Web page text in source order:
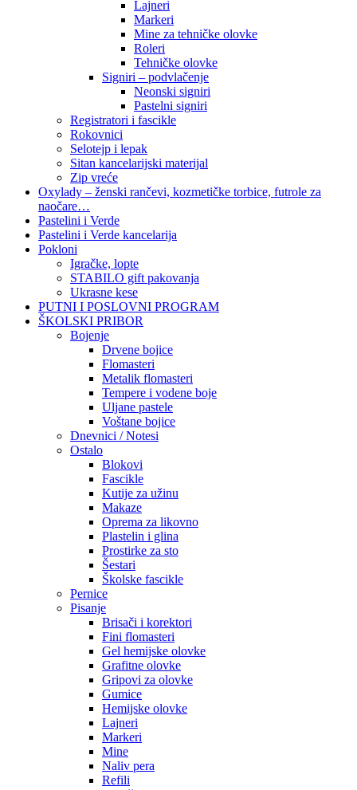
Lajneri
Markeri
Mine za tehničke olovke
Roleri
Tehničke olovke
Signiri – podvlačenje
Neonski signiri
Pastelni signiri
Registratori i fascikle
Rokovnici
Selotejp i lepak
Sitan kancelarijski materijal
Zip vreće
Oxylady – ženski rančevi, kozmetičke torbice, futrole za
naočare…
Pastelini i Verde
Pastelini i Verde kancelarija
Pokloni
Igračke, lopte
STABILO gift pakovanja
Ukrasne kese
PUTNI I POSLOVNI PROGRAM
ŠKOLSKI PRIBOR
Bojenje
Drvene bojice
Flomasteri
Metalik flomasteri
Tempere i vodene boje
Uljane pastele
Voštane bojice
Dnevnici / Notesi
Ostalo
Blokovi
Fascikle
Kutije za užinu
Makaze
Oprema za likovno
Plastelin i glina
Prostirke za sto
Šestari
Školske fascikle
Pernice
Pisanje
Brisači i korektori
Fini flomasteri
Gel hemijske olovke
Grafitne olovke
Gripovi za olovke
Gumice
Hemijske olovke
Lajneri
Markeri
Mine
Naliv pera
Refili